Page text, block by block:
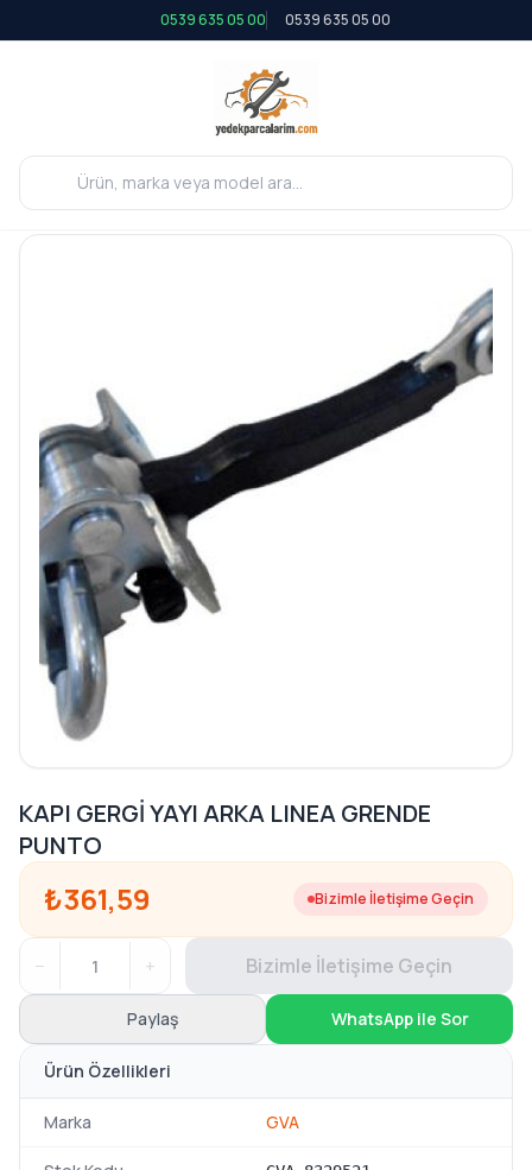
0539 635 05 00 0539 635 05 00
KAPI GERGİ YAYI ARKA LINEA GRENDE
PUNTO
₺361,59 Bizimle İletişime Geçin
− + Bizimle İletişime Geçin
Paylaş WhatsApp ile Sor
Ürün Özellikleri
Marka GVA